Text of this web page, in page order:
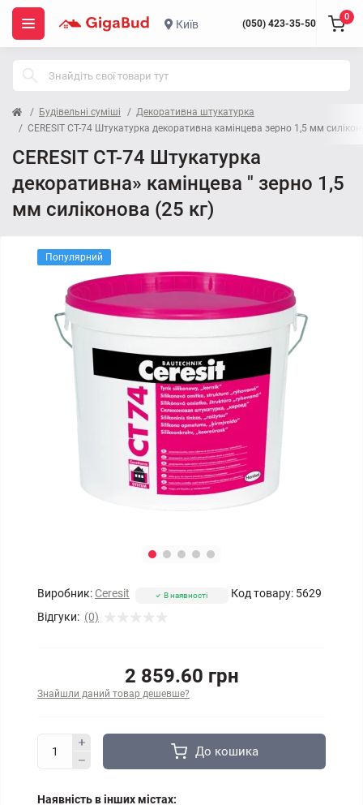
Київ (050) 423-35-50
0
Будівельні суміші
Декоративна штукатурка
CERESIT CT-74 Штукатурка декоративна камінцева зерно 1,5 мм
CERESIT CT-74 Штукатурка
декоративна» камінцева " зерно 1,5
мм силіконова (25 кг)
Популярний
Виробник: Ceresit Код товару: 5629
Відгуки: (0)
В наявності
2 859.60 грн
Знайшли даний товар дешевше?
До кошика
Наявність в інших містах: